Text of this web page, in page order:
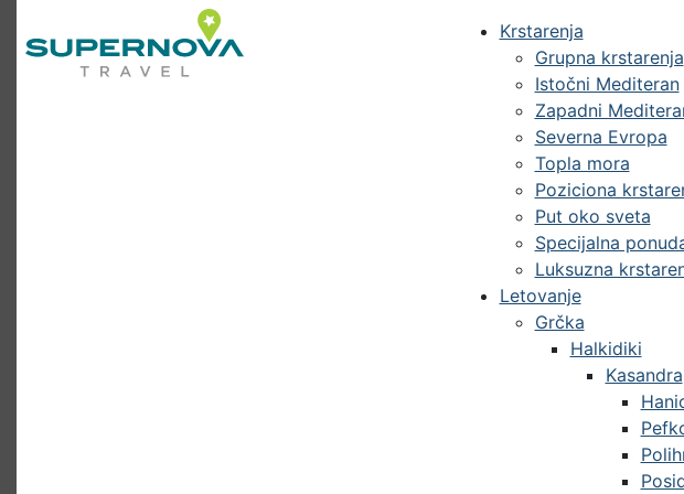
Krstarenja
Grupna krstarenja
Istočni Mediteran
Zapadni
Severna Evropa
Topla mora
Poziciona
Put oko sveta
Specijalna
Luksuzna
Letovanje
Grčka
Halkidiki
Kasandra